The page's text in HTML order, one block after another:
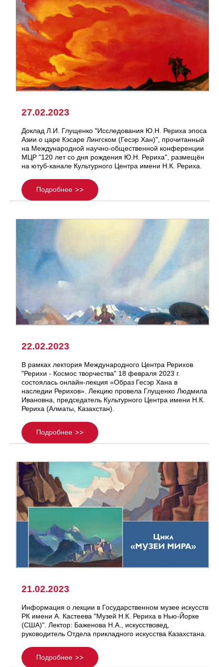
27.02.2023
Доклад Л.И. Глущенко "Исследования Ю.Н. Рериха эпоса
Азии о царе Кэсаре Лингском (Гесэр Хан)", прочитанный
на Международной научно-общественной конференции
МЦР "120 лет со дня рождения Ю.Н. Рериха", размещён
на ютуб-канале Культурного Центра имени Н.К. Рериха.
Подробнее
22.02.2023
В рамках лектория Международного Центра Рерихов
"Рерихи - Космос творчества" 18 февраля 2023 г.
состоялась онлайн-лекция «Образ Гесэр Хана в
наследии Рерихов». Лекцию провела Глущенко Людмила
Ивановна, председатель Культурного Центра имени Н.К.
Рериха (Алматы, Казахстан).
Подробнее
21.02.2023
Информация о лекции в Государственном музее искусств
РК имени А. Кастеева "Музей Н.К. Рериха в Нью-Йорке
(США)". Лектор: Баженова Н.А., искусствовед,
руководитель Отдела прикладного искусства Казахстана.
Подробнее